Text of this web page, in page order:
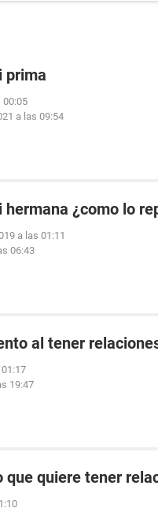
prima
00:05
a las 09:54
hermana ¿como lo
a las 01:11
06:43
al tener
19:47
que quiere tener